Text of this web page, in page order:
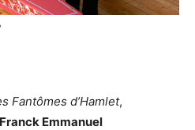
Fantômes d’Hamlet,
Franck Emmanuel